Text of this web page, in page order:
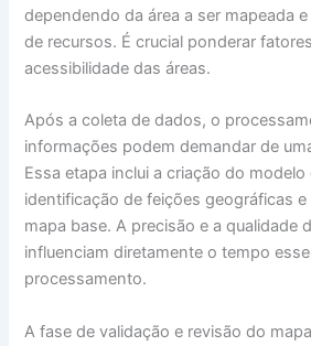
dependendo da área a ser mapeada
de recursos. É crucial ponderar
acessibilidade das áreas.
Após a coleta de dados, o
informações podem demandar de
Essa etapa inclui a criação do
identificação de feições geográficas
mapa base. A precisão e a qualidade
influenciam diretamente o tempo
processamento.
A fase de validação e revisão do